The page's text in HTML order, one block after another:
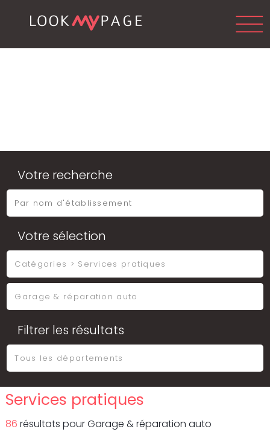
Votre recherche
Votre sélection
Filtrer les résultats
Services pratiques
86 résultats pourGarage & réparation auto